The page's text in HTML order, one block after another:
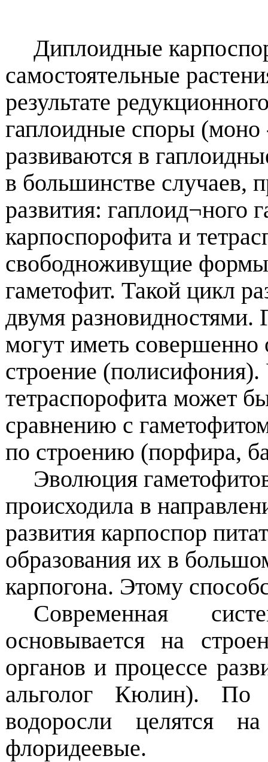
Диплоидные
самостоятельные
результате
гаплоидные споры (моно
развиваются в
в большинстве случаев,
развития: гаплоид¬ного
карпоспорофита и
свободноживущие формы
гаметофит. Такой цикл
двумя разновидностями.
могут иметь совершенно
строение
тетраспорофита может
сравнению с
по строению (порфира,
Эволюция
происходила в
развития карпоспор
образования их в
карпогона. Этому
Современная
основывается на
органов и процессе
альголог Кюлин). По
водоросли целятся
флоридеевые.